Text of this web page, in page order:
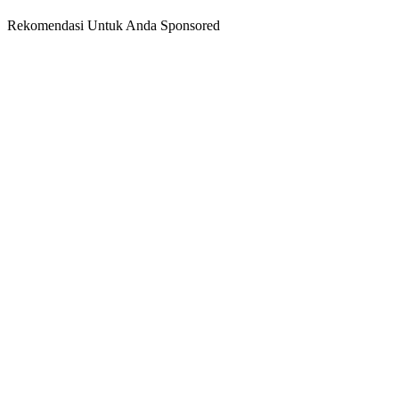
Rekomendasi Untuk Anda Sponsored